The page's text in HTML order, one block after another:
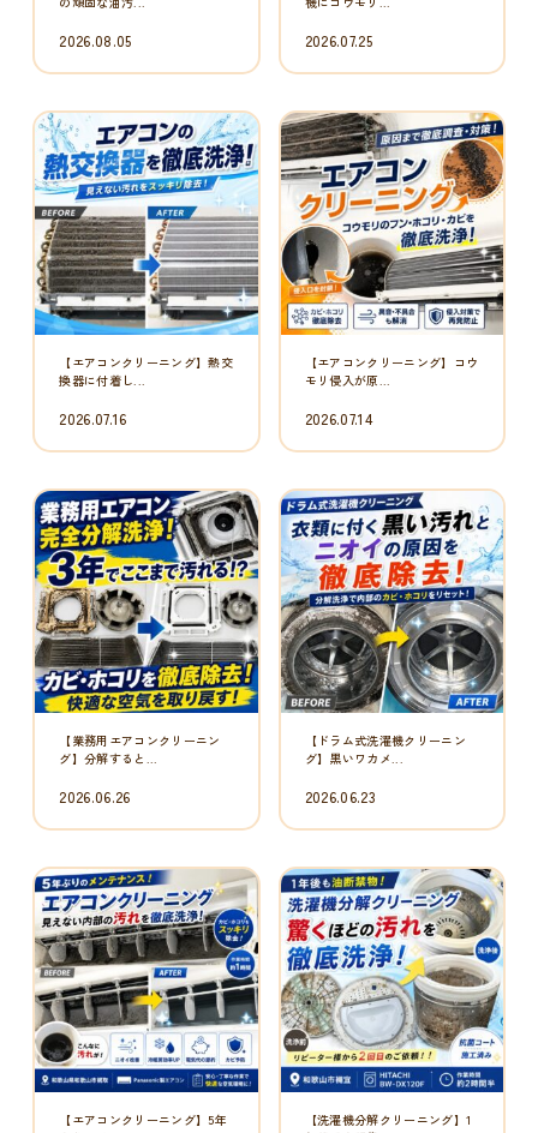
【業務用エアコンクリーニン
グ】分解すると...
2026.06.26
【ドラム式洗濯機クリーニン
グ】黒いワカメ...
2026.06.23
【エアコンクリーニング】5年
ぶりのメンテ...
2026.06.21
【洗濯機分解クリーニング】1
年後でも想像...
2026.06.16
【エアコン清掃】7年分の汚れ
に驚き！DA...
2026.06.15
【エアコンクリーニング】電気
代が上がる前...
2026.06.12